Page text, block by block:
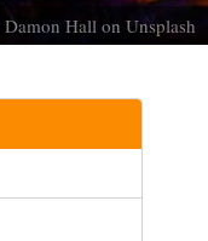
Damon Hall on Unsplash